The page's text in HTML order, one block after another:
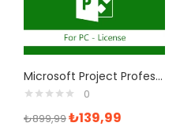
Microsoft Project Professional 2016 Dijital İndirilebilir Lisans
0
₺899,99₺139,99